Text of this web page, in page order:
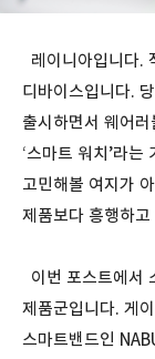
레이니아입니다.
디바이스입니다.
출시하면서 웨어
‘스마트 워치’라
고민해볼 여지가
제품보다 흥행하
이번 포스트에서
제품군입니다. 게
스마트밴드인